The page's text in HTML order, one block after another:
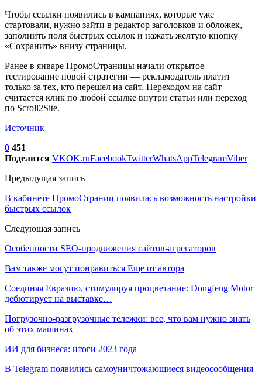
Чтобы ссылки появились в кампаниях, которые уже
стартовали, нужно зайти в редактор заголовков и обложек,
заполнить поля быстрых ссылок и нажать желтую кнопку
«Сохранить» внизу страницы.
Ранее в январе ПромоСтраницы начали открытое
тестирование новой стратегии — рекламодатель платит
только за тех, кто перешел на сайт. Переходом на сайт
считается клик по любой ссылке внутри статьи или переход
по Scroll2Site.
Источник
0 451
Поделится VKOK.ruFacebookTwitterWhatsAppTelegramViber
Предыдущая запись
В кабинете ПромоСтраниц появилась возможность настройки
быстрых ссылок
Следующая запись
Особенности SEO-продвижения сайтов-агрегаторов
Вам также могут понравиться Еще от автора
Соединяя Евразию, стимулируя процветание: Dongfeng Motor
дебютирует на выставке…
Погрузочно-разгрузочные тележки: все, что вам нужно знать
об этих машинах
ИИ для бизнеса: итоги 2023 года
В Telegram появились самоуничтожающиеся видеосообщения